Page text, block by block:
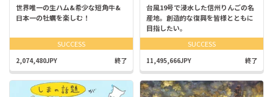
世界唯一の生ハム&希少な短角牛&
日本一の牡蠣を楽しむ！
SUCCESS
2,074,480JPY 終了
台風19号で浸水した信州りんごの名
産地。創造的な復興を皆様とともに
目指したい。
SUCCESS
11,495,666JPY 終了